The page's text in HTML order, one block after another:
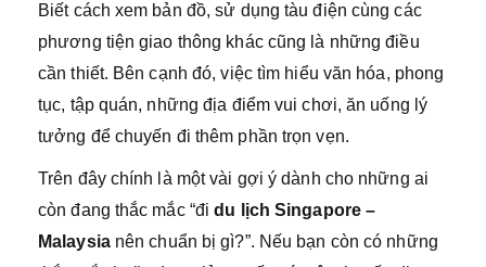
Biết cách xem bản đồ, sử dụng tàu điện cùng các
phương tiện giao thông khác cũng là những điều
cần thiết. Bên cạnh đó, việc tìm hiểu văn hóa, phong
tục, tập quán, những địa điểm vui chơi, ăn uống lý
tưởng để chuyến đi thêm phần trọn vẹn.
Trên đây chính là một vài gợi ý dành cho những ai
còn đang thắc mắc “đidu lịch Singapore –
Malaysia nên chuẩn bị gì?”. Nếu bạn còn có những